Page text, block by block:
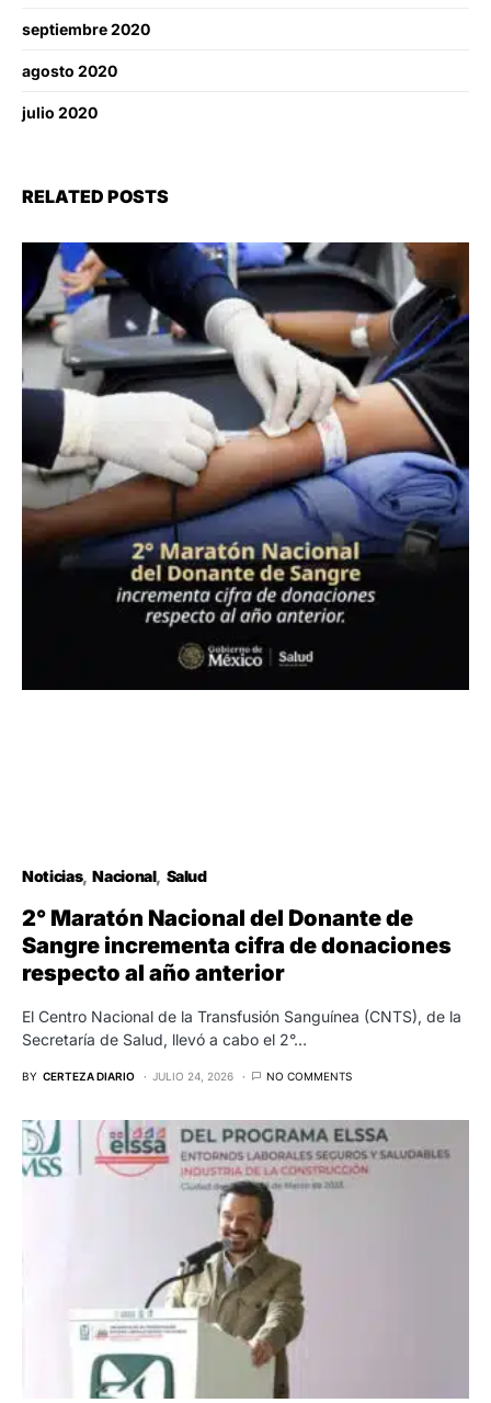
septiembre 2020
agosto 2020
julio 2020
RELATED POSTS
Noticias Nacional Salud
2° Maratón Nacional del Donante de
Sangre incrementa cifra de donaciones
respecto al año anterior
El Centro Nacional de la Transfusión Sanguínea (CNTS), de la
Secretaría de Salud, llevó a cabo el 2°…
BY CERTEZA DIARIO JULIO 24, 2026 NO COMMENTS